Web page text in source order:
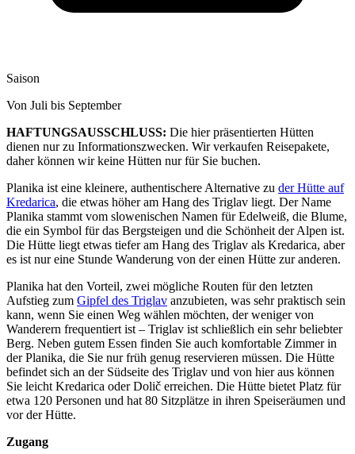
Saison
Von Juli bis September
HAFTUNGSAUSSCHLUSS: Die hier präsentierten Hütten
dienen nur zu Informationszwecken. Wir verkaufen Reisepakete,
daher können wir keine Hütten nur für Sie buchen.
Planika ist eine kleinere, authentischere Alternative zu der Hütte auf
Kredarica, die etwas höher am Hang des Triglav liegt. Der Name
Planika stammt vom slowenischen Namen für Edelweiß, die Blume,
die ein Symbol für das Bergsteigen und die Schönheit der Alpen ist.
Die Hütte liegt etwas tiefer am Hang des Triglav als Kredarica, aber
es ist nur eine Stunde Wanderung von der einen Hütte zur anderen.
Planika hat den Vorteil, zwei mögliche Routen für den letzten
Aufstieg zum Gipfel des Triglav anzubieten, was sehr praktisch sein
kann, wenn Sie einen Weg wählen möchten, der weniger von
Wanderern frequentiert ist – Triglav ist schließlich ein sehr beliebter
Berg. Neben gutem Essen finden Sie auch komfortable Zimmer in
der Planika, die Sie nur früh genug reservieren müssen. Die Hütte
befindet sich an der Südseite des Triglav und von hier aus können
Sie leicht Kredarica oder Dolič erreichen. Die Hütte bietet Platz für
etwa 120 Personen und hat 80 Sitzplätze in ihren Speiseräumen und
vor der Hütte.
Zugang